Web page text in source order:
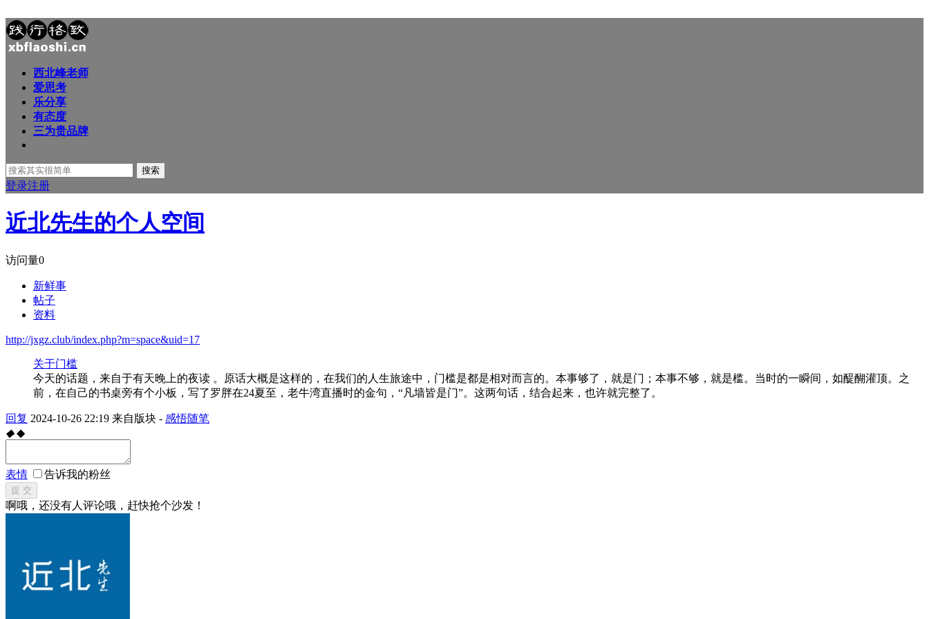
西北峰老师
爱思考
乐分享
有态度
三为贵品牌
搜索
登录注册
近北先生的个人空间
访问量0
新鲜事
帖子
资料
http://jxgz.club/index.php?m=space&uid=17
关于门槛
今天的话题，来自于有天晚上的夜读 。原话大概是这样的，在我们的人生旅途中，门槛是都是相对而言的。本事够了，就是门；本事不够，就是槛。当时的一瞬间，如醍醐灌顶。之
前，在自己的书桌旁有个小板，写了罗胖在24夏至，老牛湾直播时的金句，“凡墙皆是门”。这两句话，结合起来，也许就完整了。
回复 2024-10-26 22:19 来自版块 - 感悟随笔
◆ ◆
表情 告诉我的粉丝
提 交
啊哦，还没有人评论哦，赶快抢个沙发！